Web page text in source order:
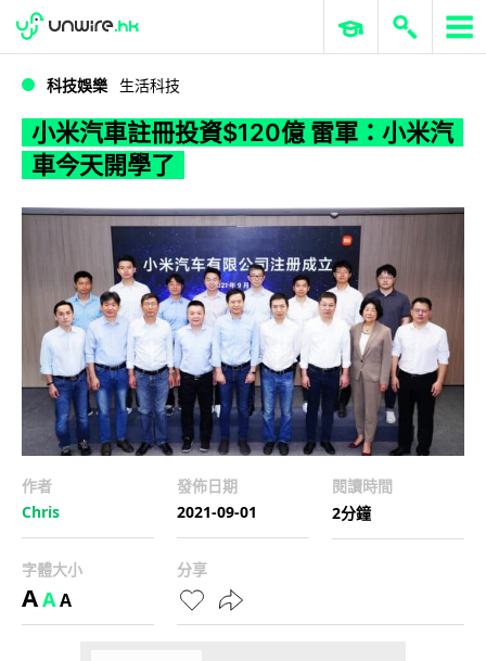
WWDC 2026 ERP 與商業 AI
科技娛樂 生活科技
小米汽車註冊投資$120億 雷軍：小米汽
車今天開學了
作者
Chris
發佈日期
2021-09-01
閱讀時間
2分鐘
字體大小
AAA
分享